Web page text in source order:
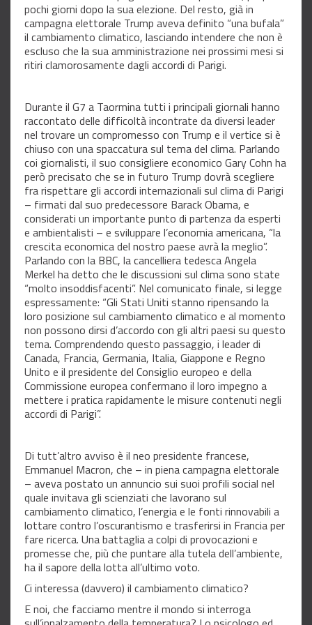
pochi giorni dopo la sua elezione. Del resto, già in
campagna elettorale Trump aveva definito “una bufala”
il cambiamento climatico, lasciando intendere che non è
escluso che la sua amministrazione nei prossimi mesi si
ritiri clamorosamente dagli accordi di Parigi.
Durante il G7 a Taormina tutti i principali giornali hanno
raccontato delle difficoltà incontrate da diversi leader
nel trovare un compromesso con Trump e il vertice si è
chiuso con una spaccatura sul tema del clima. Parlando
coi giornalisti, il suo consigliere economico Gary Cohn ha
però precisato che se in futuro Trump dovrà scegliere
fra rispettare gli accordi internazionali sul clima di Parigi
– firmati dal suo predecessore Barack Obama, e
considerati un importante punto di partenza da esperti
e ambientalisti – e sviluppare l’economia americana, “la
crescita economica del nostro paese avrà la meglio”.
Parlando con la BBC, la cancelliera tedesca Angela
Merkel ha detto che le discussioni sul clima sono state
“molto insoddisfacenti”. Nel comunicato finale, si legge
espressamente: “Gli Stati Uniti stanno ripensando la
loro posizione sul cambiamento climatico e al momento
non possono dirsi d’accordo con gli altri paesi su questo
tema. Comprendendo questo passaggio, i leader di
Canada, Francia, Germania, Italia, Giappone e Regno
Unito e il presidente del Consiglio europeo e della
Commissione europea confermano il loro impegno a
mettere i pratica rapidamente le misure contenuti negli
accordi di Parigi”.
Di tutt’altro avviso è il neo presidente francese,
Emmanuel Macron, che – in piena campagna elettorale
– aveva postato un annuncio sui suoi profili social nel
quale invitava gli scienziati che lavorano sul
cambiamento climatico, l’energia e le fonti rinnovabili a
lottare contro l’oscurantismo e trasferirsi in Francia per
fare ricerca. Una battaglia a colpi di provocazioni e
promesse che, più che puntare alla tutela dell’ambiente,
ha il sapore della lotta all’ultimo voto.
Ci interessa (davvero) il cambiamento climatico?
E noi, che facciamo mentre il mondo si interroga